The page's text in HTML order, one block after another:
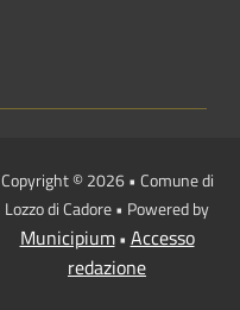
Copyright © 2026 • Comune di
Lozzo di Cadore • Powered by
Municipium• Accesso
redazione